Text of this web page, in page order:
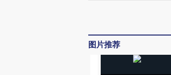
图片推荐